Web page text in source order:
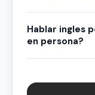
Hablar ingles
en persona?